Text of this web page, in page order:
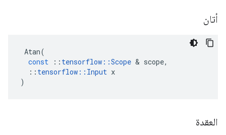
أتان
Atan(
const
:: tensorflow ::Scope & scope,
:: tensorflow :: Input x
)
العقدة